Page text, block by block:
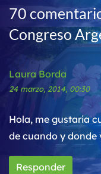
70
Congreso
Laura Borda
24 marzo, 2014, 00:30
Hola, me gustaria
de cuando y donde
Responder